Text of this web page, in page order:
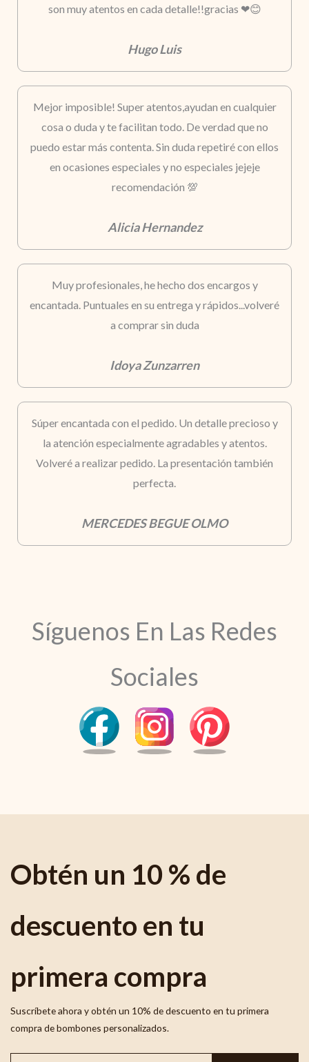
son muy atentos en cada detalle!!gracias ❤😊
Hugo Luis
Mejor imposible! Super atentos,ayudan en cualquier
cosa o duda y te facilitan todo. De verdad que no
puedo estar más contenta. Sin duda repetiré con ellos
en ocasiones especiales y no especiales jejeje
recomendación 💯
Alicia Hernandez
Muy profesionales, he hecho dos encargos y
encantada. Puntuales en su entrega y rápidos...volveré
a comprar sin duda
Idoya Zunzarren
Súper encantada con el pedido. Un detalle precioso y
la atención especialmente agradables y atentos.
Volveré a realizar pedido. La presentación también
perfecta.
MERCEDES BEGUE OLMO
Síguenos En Las Redes
Sociales
Obtén un 10 % de
descuento en tu
primera compra
Suscríbete ahora y obtén un 10% de descuento en tu primera
compra de bombones personalizados.